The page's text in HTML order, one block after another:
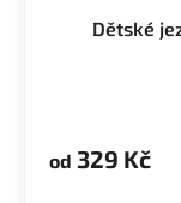
Dětské
produktu
je
od 329 Kč